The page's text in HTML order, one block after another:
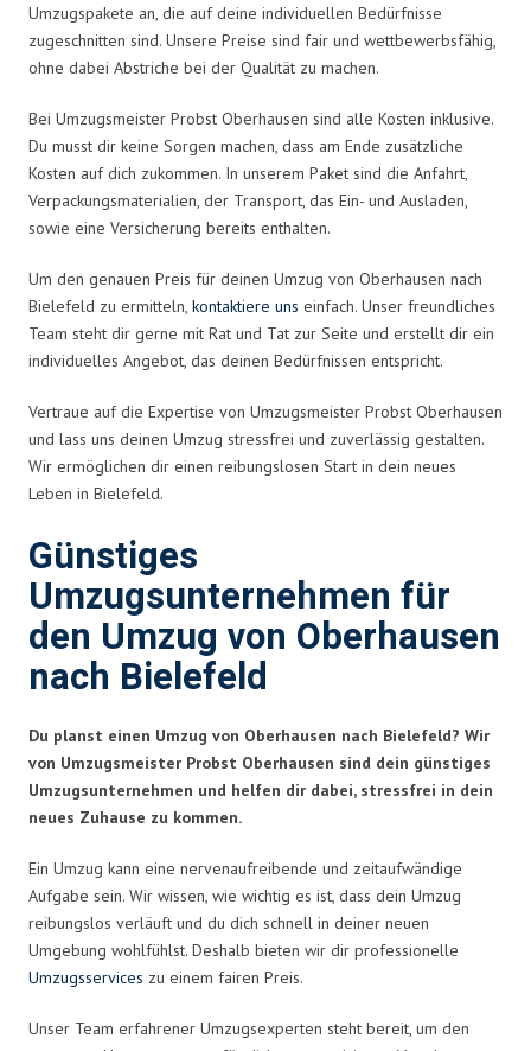
Umzugspakete an, die auf deine individuellen Bedürfnisse
zugeschnitten sind. Unsere Preise sind fair und wettbewerbsfähig,
ohne dabei Abstriche bei der Qualität zu machen.
Bei Umzugsmeister Probst Oberhausen sind alle Kosten inklusive.
Du musst dir keine Sorgen machen, dass am Ende zusätzliche
Kosten auf dich zukommen. In unserem Paket sind die Anfahrt,
Verpackungsmaterialien, der Transport, das Ein- und Ausladen,
sowie eine Versicherung bereits enthalten.
Um den genauen Preis für deinen Umzug von Oberhausen nach
Bielefeld zu ermitteln, kontaktiere uns einfach. Unser freundliches
Team steht dir gerne mit Rat und Tat zur Seite und erstellt dir ein
individuelles Angebot, das deinen Bedürfnissen entspricht.
Vertraue auf die Expertise von Umzugsmeister Probst Oberhausen
und lass uns deinen Umzug stressfrei und zuverlässig gestalten.
Wir ermöglichen dir einen reibungslosen Start in dein neues
Leben in Bielefeld.
Günstiges
Umzugsunternehmen für
den Umzug von Oberhausen
nach Bielefeld
Du planst einen Umzug von Oberhausen nach Bielefeld? Wir
von Umzugsmeister Probst Oberhausen sind dein günstiges
Umzugsunternehmen und helfen dir dabei, stressfrei in dein
neues Zuhause zu kommen.
Ein Umzug kann eine nervenaufreibende und zeitaufwändige
Aufgabe sein. Wir wissen, wie wichtig es ist, dass dein Umzug
reibungslos verläuft und du dich schnell in deiner neuen
Umgebung wohlfühlst. Deshalb bieten wir dir professionelle
Umzugsservices zu einem fairen Preis.
Unser Team erfahrener Umzugsexperten steht bereit, um den